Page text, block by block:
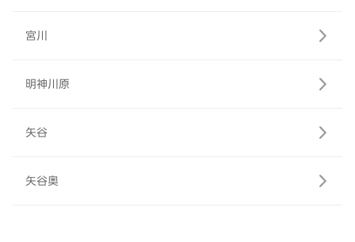
宮川
明神川原
矢谷
矢谷奥